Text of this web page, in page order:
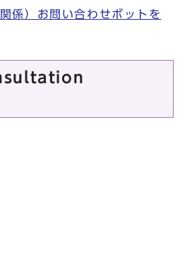
係）お問い合わせボットを